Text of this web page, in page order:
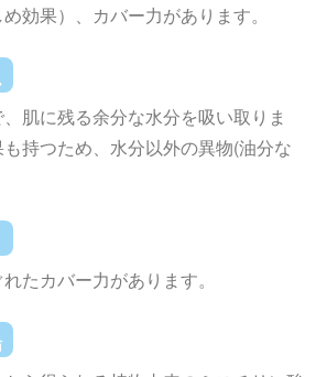
効果）、カバー力があります。
肌に残る余分な水分を吸い取りま
持つため、水分以外の異物(油分な
たカバー力があります。